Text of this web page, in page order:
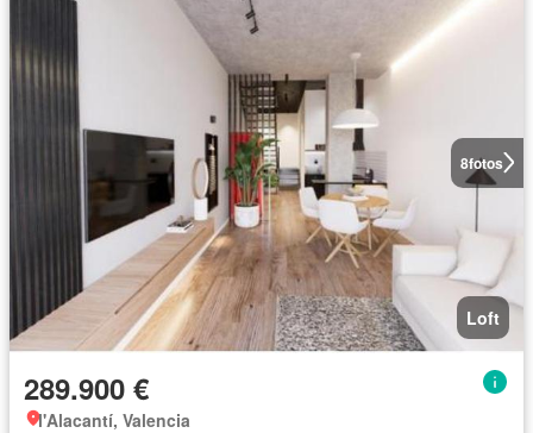
8fotos
Loft
289.900 €
l'Alacantí, Valencia